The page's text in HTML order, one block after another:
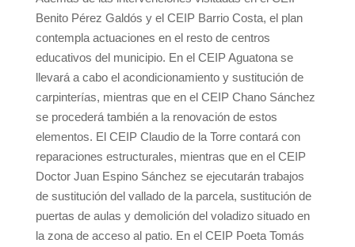
Benito Pérez Galdós y el CEIP Barrio Costa, el plan
contempla actuaciones en el resto de centros
educativos del municipio. En el CEIP Aguatona se
llevará a cabo el acondicionamiento y sustitución de
carpinterías, mientras que en el CEIP Chano Sánchez
se procederá también a la renovación de estos
elementos. El CEIP Claudio de la Torre contará con
reparaciones estructurales, mientras que en el CEIP
Doctor Juan Espino Sánchez se ejecutarán trabajos
de sustitución del vallado de la parcela, sustitución de
puertas de aulas y demolición del voladizo situado en
la zona de acceso al patio. En el CEIP Poeta Tomás